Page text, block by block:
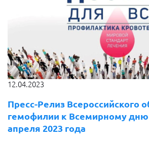
12.04.2023
Пресс-Релиз Всероссийского
гемофилии к Всемирному
апреля 2023 года